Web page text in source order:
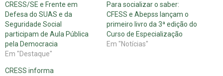
CRESS/SE e Frente em
Defesa do SUAS e da
Seguridade Social
participam de Aula Pública
pela Democracia
Em "Destaque"
Para socializar o saber:
CFESS e Abepss lançam o
primeiro livro da 3ª edição do
Curso de Especialização
Em "Notícias"
CRESS informa